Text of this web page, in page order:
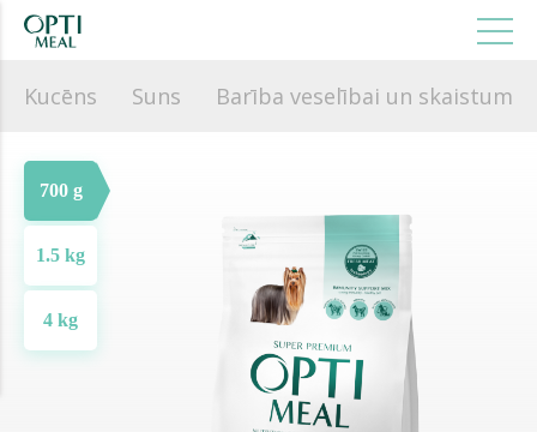
Kucēns Suns Barība veselībai un
700 g
1.5 kg
4 kg